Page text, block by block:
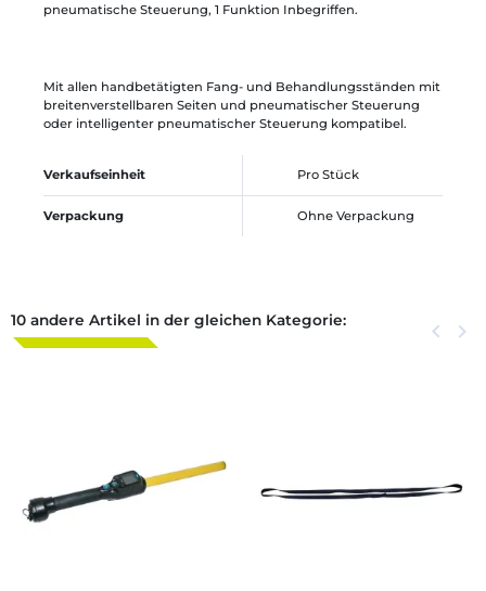
pneumatische Steuerung, 1 Funktion Inbegriffen.
Mit allen handbetätigten Fang- und Behandlungsständen mit
breitenverstellbaren Seiten und pneumatischer Steuerung
oder intelligenter pneumatischer Steuerung kompatibel.
Verkaufseinheit Pro Stück
Verpackung Ohne Verpackung
10 andere Artikel in der gleichen Kategorie: Zurück
keyboard_arrow_left keyboard_arrow_right